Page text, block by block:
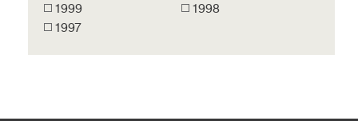
1999
1998
1997